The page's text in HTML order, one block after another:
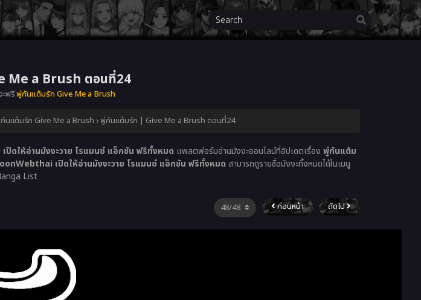
Me a Brush ตอนที่24
ฟรีพู่กันแต้มรัก Give Me a Brush
นแต้มรัก Give Me a Brush ›พู่กันแต้มรัก | Give Me a Brush ตอนที่24
ปิดให้อ่านมังงะวาย โรแมนซ์ แอ็กชัน ฟรีทั้งหมด แพลตฟอร์มอ่านมังงะออนไลน์ที่อัปเดตเรื่อง พู่กันแต้ม
เปิดให้อ่านมังงะวาย โรแมนซ์ แอ็กชัน ฟรีทั้งหมด สามารถดูรายชื่อมังงะทั้งหมดได้ในเมนู
List
ก่อนหน้า ถัดไป